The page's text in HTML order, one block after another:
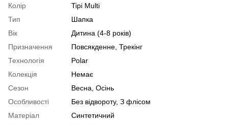
Колір
Tipi Multi
Тип
Шапка
Вік
Дитина (4-8 років)
Призначення
Повсякденне, Трекінг
Технологія
Polar
Колекція
Немає
Сезон
Весна, Осінь
Особливості
Без відвороту, З флісом
Матеріал
Синтетичний